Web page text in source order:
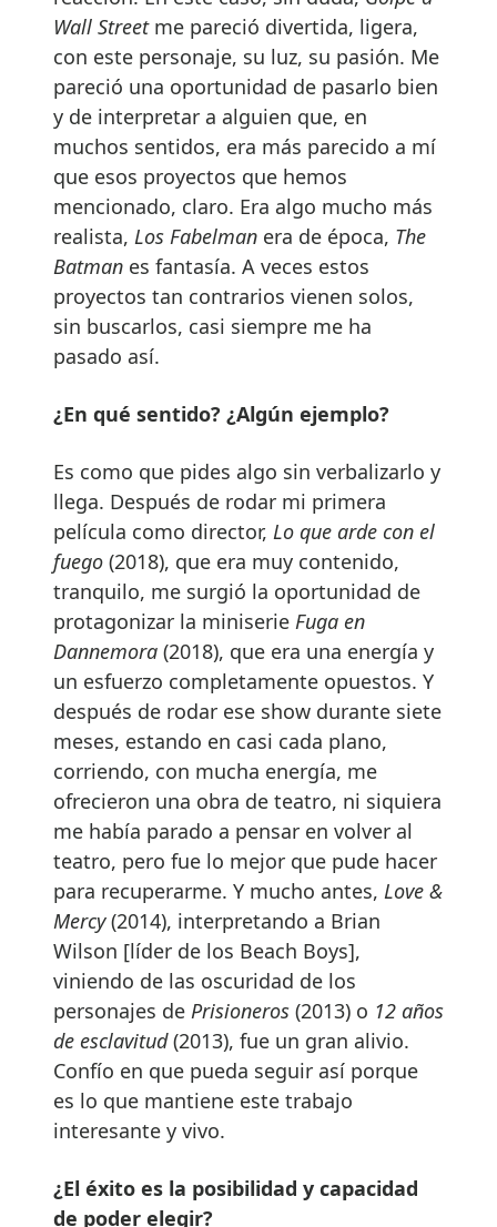
Wall Streetme pareció divertida, ligera,
con este personaje, su luz, su pasión. Me
pareció una oportunidad de pasarlo bien
y de interpretar a alguien que, en
muchos sentidos, era más parecido a mí
que esos proyectos que hemos
mencionado, claro. Era algo mucho más
realista, Los Fabelman era de época, The
Batman es fantasía. A veces estos
proyectos tan contrarios vienen solos,
sin buscarlos, casi siempre me ha
pasado así.
¿En qué sentido? ¿Algún ejemplo?
Es como que pides algo sin verbalizarlo y
llega. Después de rodar mi primera
película como director, Lo que arde con el
fuego (2018), que era muy contenido,
tranquilo, me surgió la oportunidad de
protagonizar la miniserie Fuga en
Dannemora (2018), que era una energía y
un esfuerzo completamente opuestos. Y
después de rodar ese show durante siete
meses, estando en casi cada plano,
corriendo, con mucha energía, me
ofrecieron una obra de teatro, ni siquiera
me había parado a pensar en volver al
teatro, pero fue lo mejor que pude hacer
para recuperarme. Y mucho antes, Love &
Mercy(2014), interpretando a Brian
Wilson [líder de los Beach Boys],
viniendo de las oscuridad de los
personajes de Prisioneros (2013) o 12 años
de esclavitud(2013), fue un gran alivio.
Confío en que pueda seguir así porque
es lo que mantiene este trabajo
interesante y vivo.
¿El éxito es la posibilidad y capacidad
de poder elegir?